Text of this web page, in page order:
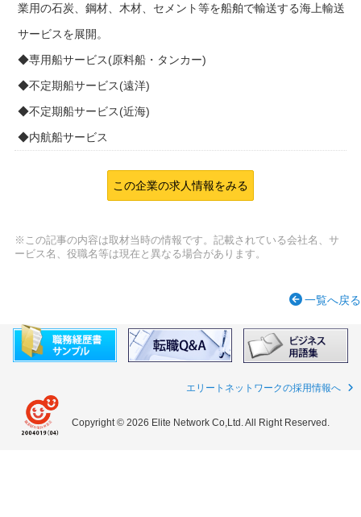
業用の石炭、鋼材、木材、セメント等を船舶で輸送する海上輸送
サービスを展開。
◆専用船サービス(原料船・タンカー)
◆不定期船サービス(遠洋)
◆不定期船サービス(近海)
◆内航船サービス
この企業の求人情報をみる
※この記事の内容は取材当時の情報です。記載されている会社名、サ
ービス名、役職名等は現在と異なる場合があります。
一覧へ戻る
エリートネットワークの採用情報へ
Copyright © 2026 Elite Network Co,Ltd. All Right Reserved.